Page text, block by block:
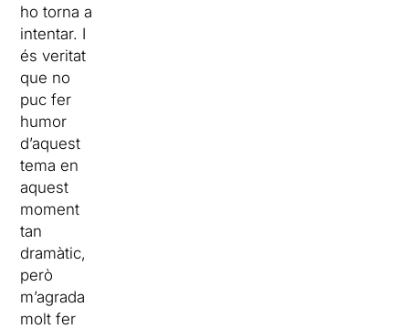
ho torna a
intentar. I
és veritat
que no
puc fer
humor
d’aquest
tema en
aquest
moment
tan
dramàtic,
però
m’agrada
molt fer